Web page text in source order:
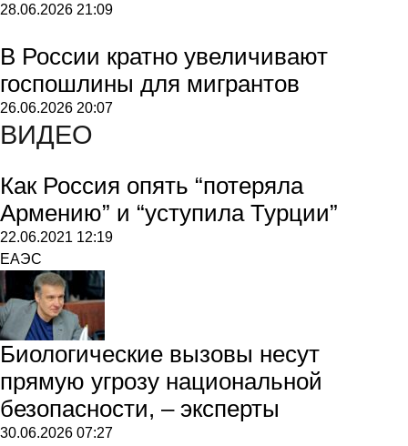
28.06.2026 21:09
В России кратно увеличивают
госпошлины для мигрантов
26.06.2026 20:07
ВИДЕО
Как Россия опять “потеряла
Армению” и “уступила Турции”
22.06.2021 12:19
ЕАЭС
Биологические вызовы несут
прямую угрозу национальной
безопасности, – эксперты
30.06.2026 07:27